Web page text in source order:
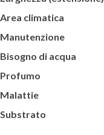
Area climatica
Manutenzione
Bisogno di acqua
Profumo
Malattie
Substrato